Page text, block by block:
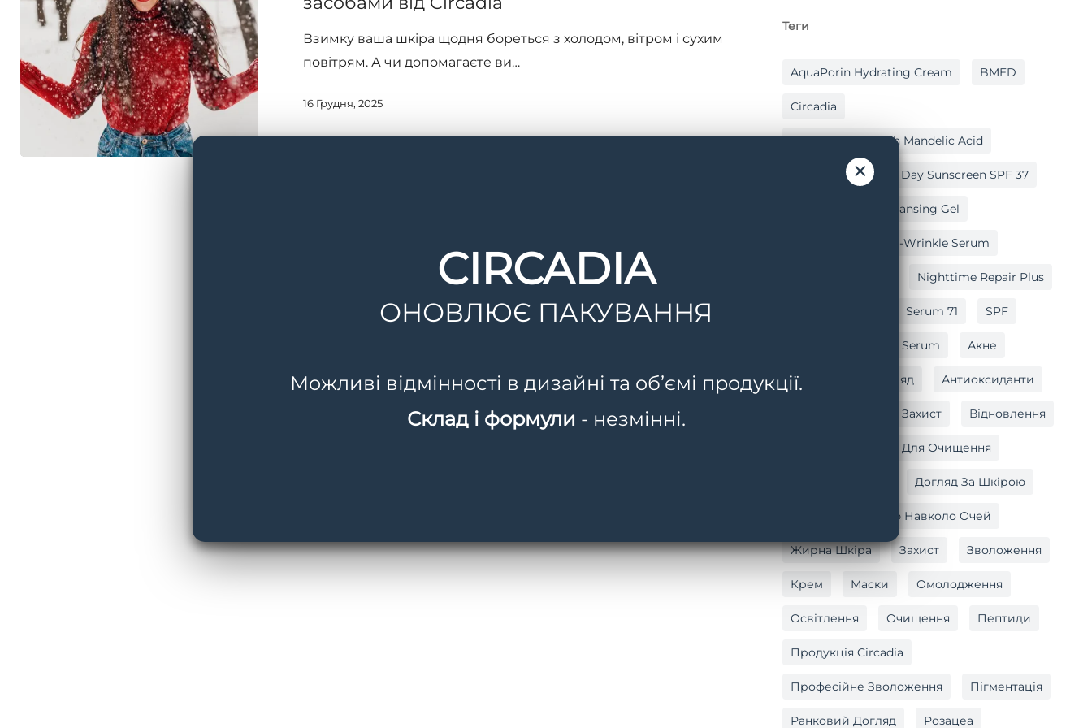
засобами
від
Взимку ваша шкіра щодня бореться з холодом, вітром і сухим
повітрям. А чи допомагаєте ви…
16 Грудня, 2025
Теги
AquaPorin Hydrating Cream BMED
Circadia
Cleansing Gel With Mandelic Acid
Light Day Sunscreen SPF 37
Lipid Replacing Cleansing Gel
Myo-Cyte Plus Anti-Wrinkle Serum
Nighttime Repair Plus
Serum 71 SPF
Vitamin C Reversal Serum Акне
Антивіковий Догляд Антиоксиданти
Антиоксидантний Захист Відновлення
Гель Для Очищення
Догляд За Шкірою
Догляд За Шкірою Навколо Очей
Жирна Шкіра Захист Зволоження
Крем Маски Омолодження
Освітлення Очищення Пептиди
Продукція Circadia
Професійне Зволоження Пігментація
Ранковий Догляд Розацеа
×
CIRCADIA
ОНОВЛЮЄ ПАКУВАННЯ
Можливі відмінності в дизайні та об’ємі продукції.
Склад і формули - незмінні.